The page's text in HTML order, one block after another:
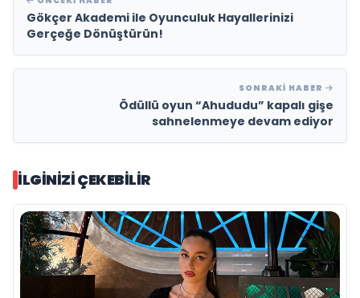
Gökçer Akademi ile Oyunculuk Hayallerinizi
Gerçeğe Dönüştürün!
SONRAKI HABER
Ödüllü oyun “Ahududu” kapalı gişe
sahnelenmeye devam ediyor
İLGINIZI ÇEKEBILIR